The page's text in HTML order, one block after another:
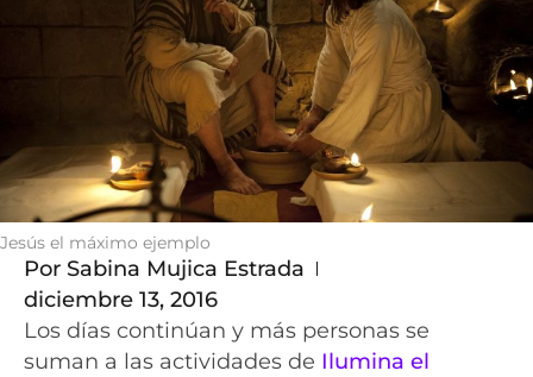
Jesús el máximo ejemplo
Por Sabina Mujica Estrada
diciembre 13, 2016
Los días continúan y más personas se
suman a las actividades de Ilumina el